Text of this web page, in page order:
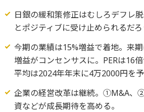
日銀の緩和策修正はむしろデフレ
とポジティブに受け止められるだろ
今期の業績は15%増益で着地。来
増益がコンセンサスに。PERは16
平均は2024年年末に4万2000円を予
企業の経営改革は継続。①M&A、
資などが成長期待を高める。